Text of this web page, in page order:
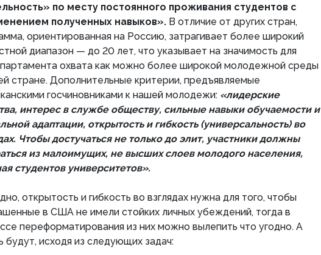
по месту постоянного проживания студентов с
полученных навыков». В отличие от других стран,
ориентированная на Россию, затрагивает более широкий
диапазон — до 20 лет, что указывает на значимость для
охвата как можно более широкой молодежной среды
стране. Дополнительные критерии, предъявляемые
госчиновниками к нашей молодежи: «лидерские
интерес в службе обществу, сильные навыки обучаемости и
адаптации, открытость и гибкость (универсальность) во
Чтобы достучаться не только до элит, участники должны
из малоимущих, не высших слоев молодого населения,
студентов университетов».
открытость и гибкость во взглядах нужна для того, чтобы
в США не имели стойких личных убеждений, тогда в
переформатирования из них можно вылепить что угодно. А
будут, исходя из следующих задач: